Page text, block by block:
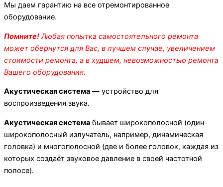
Мы даем гарантию на все отремонтированное
оборудование.
Помните!Любая попытка самостоятельного ремонта
может обернутся для Вас, в лучшем случае, увеличением
стоимости ремонта, а в худшем, невозможностью ремонта
Вашего оборудования.
Акустическая система — устройство для
воспроизведения звука.
Акустическая система бывает широкополосной (один
широкополосный излучатель, например, динамическая
головка) и многополосной (две и более головок, каждая из
которых создаёт звуковое давление в своей частотной
полосе).